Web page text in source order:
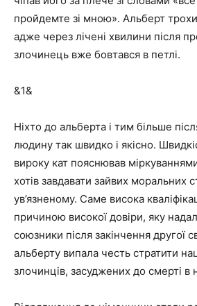
пройдемте зі мною». Альберт
адже через лічені хвилини після
злочинець вже бовтався в петлі.
&1&
Ніхто до альберта і тим більше
людину так швидко і якісно.
вироку кат пояснював
хотів завдавати зайвих моральних
ув’язненому. Саме висока
причиною високої довіри, яку
союзники після закінчення другої
альберту випала честь стратити
злочинців, засуджених до смерті в